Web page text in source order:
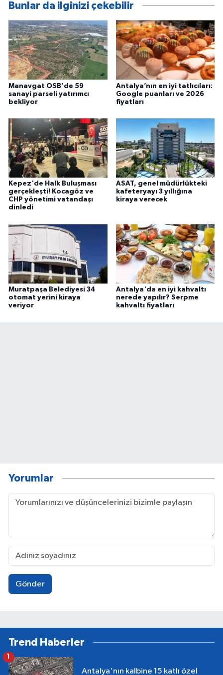
Bunlar da ilginizi çekebilir
Manavgat OSB'de 59
sanayi parseli yatırımcı
bekliyor
Antalya’nın en iyi tatlıcıları:
Google puanları ve 2026
fiyatları
Kepez'de Halk Buluşması
gerçekleşti! Kocagöz ve
CHP yönetimi vatandaşı
dinledi
ASAT, genel müdürlükteki
kafeteryayı 3 yıllığına
kiraya verecek
Muratpaşa Belediyesi 34
otomat yerini kiraya
veriyor
Antalya'da en iyi kahvaltı
nerede yapılır? Serpme
kahvaltı fiyatları
Yorumlar
Gönder
Trend Haberler
Antalya'nın kalbine 15 katlı özel
1